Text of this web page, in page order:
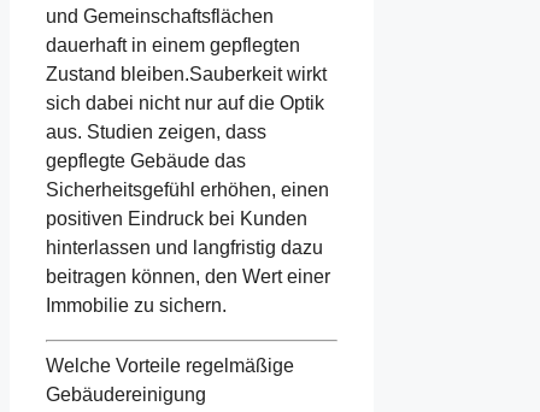
und Gemeinschaftsflächen
dauerhaft in einem gepflegten
Zustand bleiben.Sauberkeit wirkt
sich dabei nicht nur auf die Optik
aus. Studien zeigen, dass
gepflegte Gebäude das
Sicherheitsgefühl erhöhen, einen
positiven Eindruck bei Kunden
hinterlassen und langfristig dazu
beitragen können, den Wert einer
Immobilie zu sichern.
Welche Vorteile regelmäßige
Gebäudereinigung